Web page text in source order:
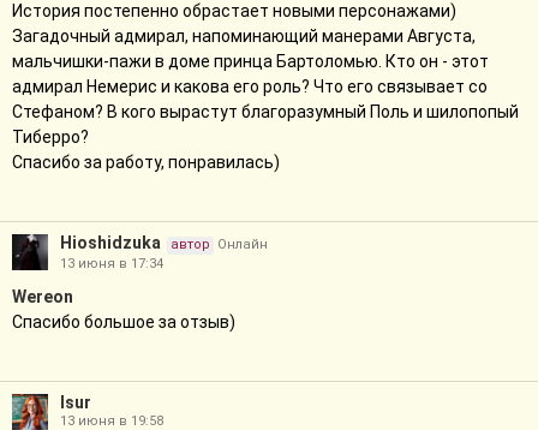
История постепенно обрастает новыми персонажами)
Загадочный адмирал, напоминающий манерами Августа,
мальчишки-пажи в доме принца Бартоломью. Кто он - этот
адмирал Немерис и какова его роль? Что его связывает со
Стефаном? В кого вырастут благоразумный Поль и шилопопый
Тиберро?
Спасибо за работу, понравилась)
Hioshidzuka автор
Онлайн
13 июня в 17:34
Wereon
Спасибо большое за отзыв)
Isur
13 июня в 19:58